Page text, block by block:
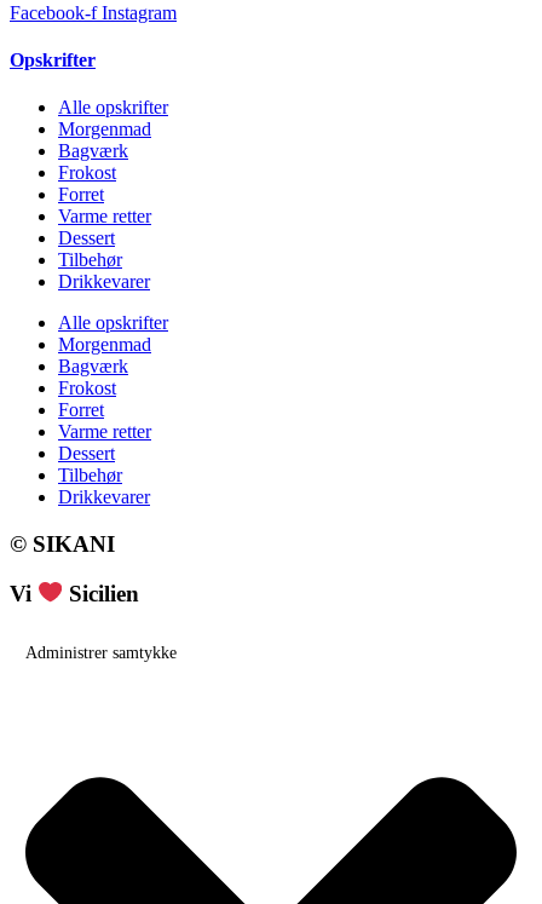
Facebook-f Instagram
Opskrifter
Alle opskrifter
Morgenmad
Bagværk
Frokost
Forret
Varme retter
Dessert
Tilbehør
Drikkevarer
Alle opskrifter
Morgenmad
Bagværk
Frokost
Forret
Varme retter
Dessert
Tilbehør
Drikkevarer
© SIKANI
Vi
Sicilien
Administrer samtykke